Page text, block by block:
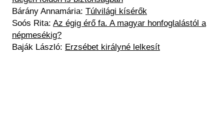
Bárány Annamária: Túlvilági kísérők​
Soós Rita: Az égig érő fa. A magyar honfoglalástól a
népmesékig?
Baják László: Erzsébet királyné lelkesít